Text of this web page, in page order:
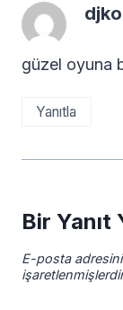
güzel oyuna
Yanıtla
Bir Yanıt
E-posta
işaretlenmişlerdir